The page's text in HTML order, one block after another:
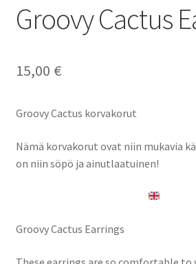
Groovy Cactus
15,00 €
Groovy Cactus korvakorut
Nämä korvakorut ovat niin mukavia
on niin söpö ja ainutlaatuinen!
Groovy Cactus Earrings